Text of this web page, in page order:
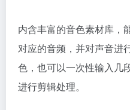
内含丰富的音色素材库，
对应的音频，并对声音进
色，也可以一次性输入几
进行剪辑处理。